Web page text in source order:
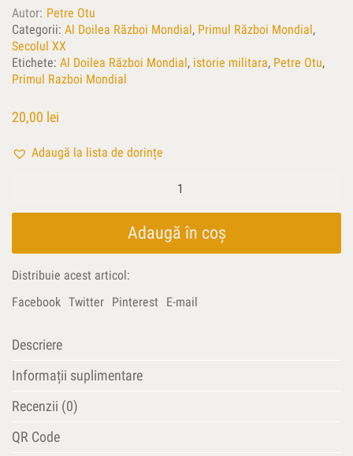
Autor Petre Otu
Categorii: Al Doilea Război Mondial , Primul Război Mondial ,
Secolul XX
Etichete: Al Doilea Război Mondial , istorie militara, Petre Otu,
Primul Razboi Mondial
20,00 lei
Adaugă la lista de dorințe
semnul
de
istorie
Adaugă în coș
Distribuie acest articol:
Facebook Twitter Pinterest E-mail
Descriere
Informații suplimentare
Recenzii (0)
QR Code